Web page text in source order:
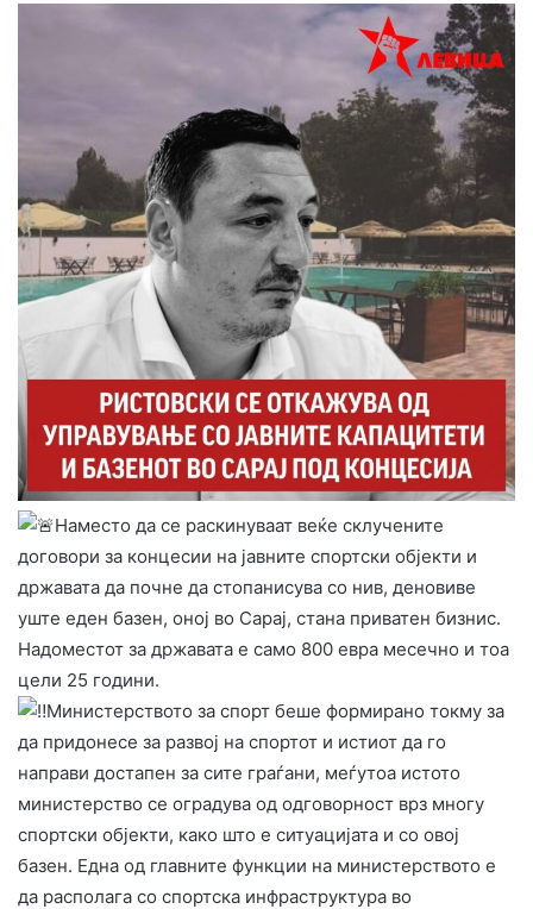
Наместо да се раскинуваат веќе склучените
договори за концесии на јавните спортски објекти и
државата да почне да стопанисува со нив, деновиве
уште еден базен, оној во Сарај, стана приватен бизнис.
Надоместот за државата е само 800 евра месечно и тоа
цели 25 години.
Министерството за спорт беше формирано токму за
да придонесе за развој на спортот и истиот да го
направи достапен за сите граѓани, меѓутоа истото
министерство се оградува од одговорност врз многу
спортски објекти, како што е ситуацијата и со овој
базен. Една од главните функции на министерството е
да располага со спортска инфраструктура во